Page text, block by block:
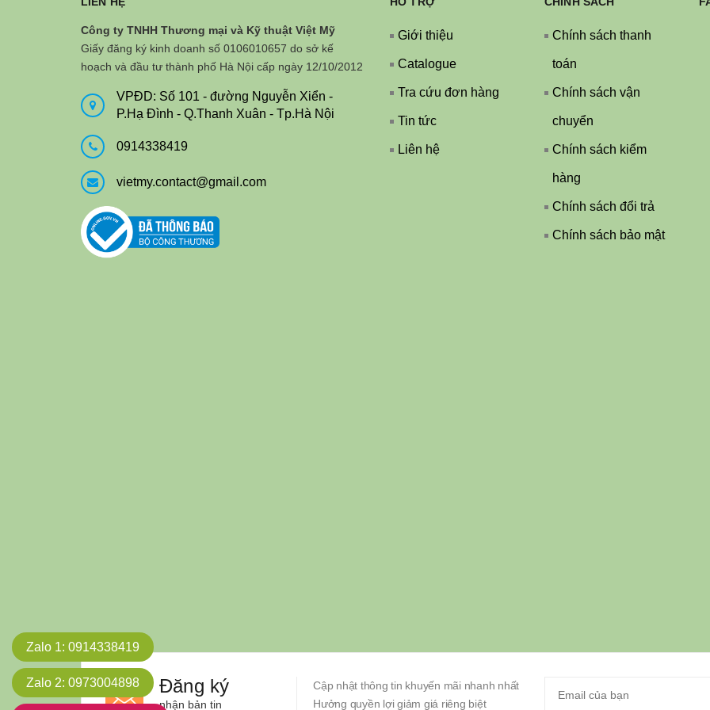
Công ty TNHH Thương mại và Kỹ thuật Việt Mỹ
Giấy đăng ký kinh doanh số 0106010657 do sở kế
hoạch và đầu tư thành phố Hà Nội cấp ngày 12/10/2012
VPĐD: Số 101 - đường Nguyễn Xiển -
P.Hạ Đình - Q.Thanh Xuân - Tp.Hà Nội
0914338419
vietmy.contact@gmail.com
Giới thiệu
Catalogue
Tra cứu đơn hàng
Tin tức
Liên hệ
Chính sách thanh
toán
Chính sách vận
chuyển
Chính sách kiểm
hàng
Chính sách đổi trả
Chính sách bảo mật
Đăng ký
nhận bản tin
Cập nhật thông tin khuyến mãi nhanh nhất
Hưởng quyền lợi giảm giá riêng biệt
Zalo 1: 0914338419
Zalo 2: 0973004898